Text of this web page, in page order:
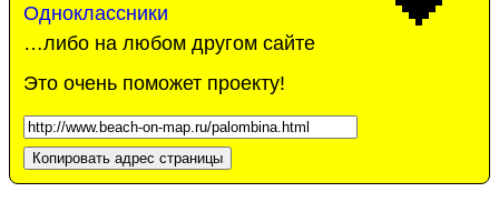
Одноклассники
…либо на любом другом сайте
Это очень поможет проекту!
Копировать адрес страницы